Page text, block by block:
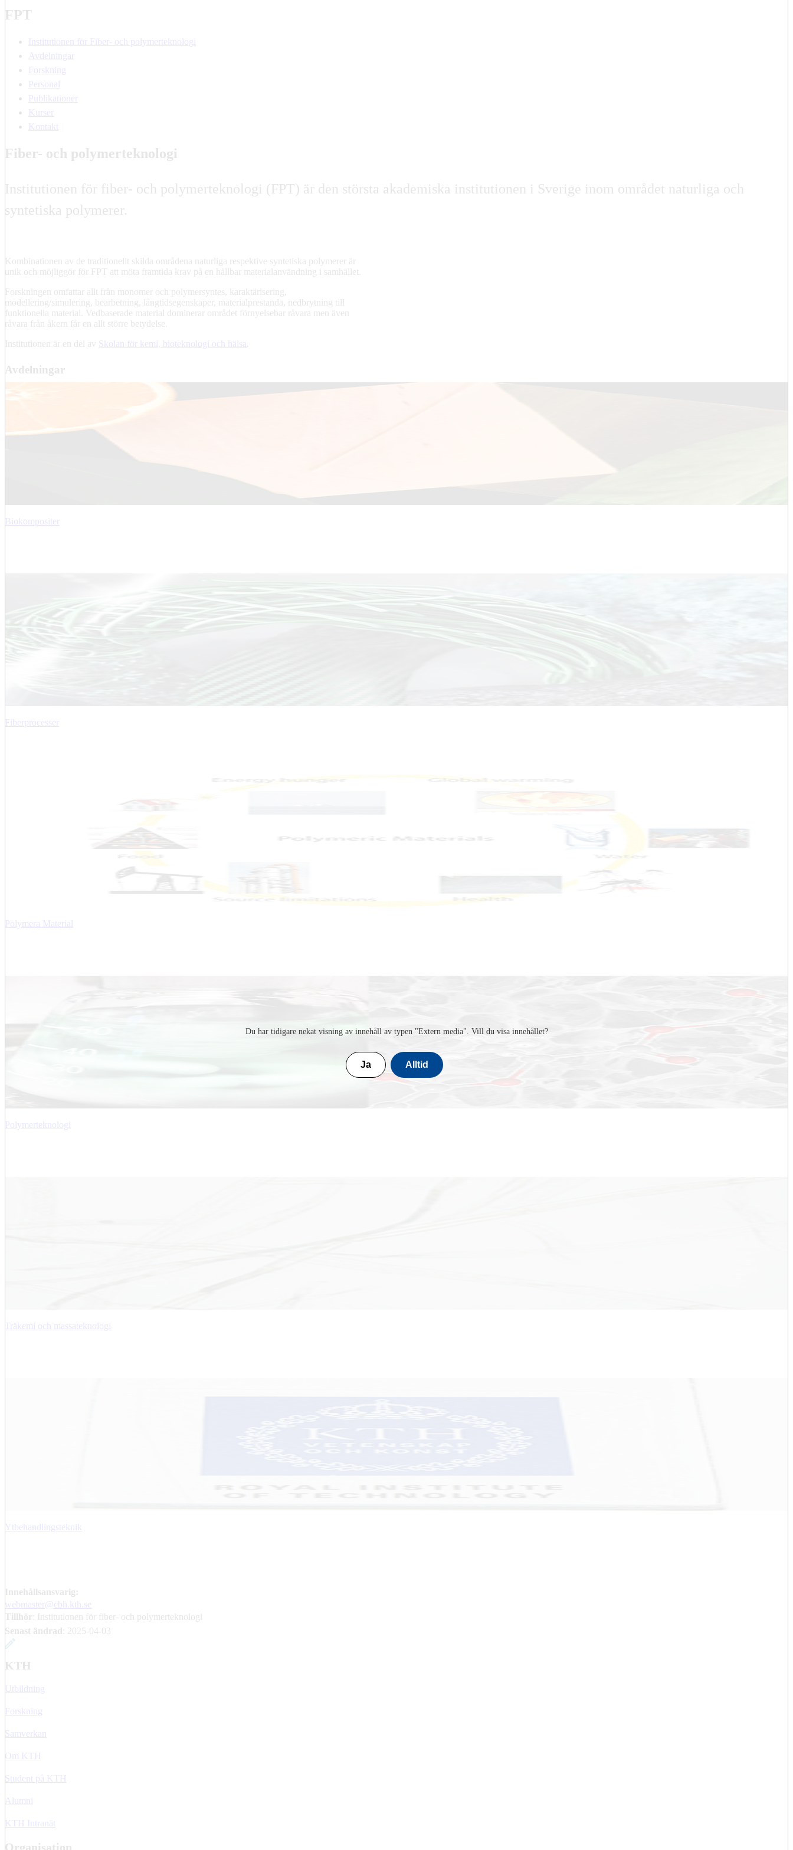
FPT
Institutionen för Fiber- och polymerteknologi
Avdelningar
Forskning
Personal
Publikationer
Kurser
Kontakt
Fiber- och polymerteknologi
Institutionen för fiber- och polymerteknologi (FPT) är den största akademiska institutionen i Sverige inom området naturliga och
syntetiska polymerer.
Du har tidigare nekat visning av innehåll av typen "Extern media". Vill du visa innehållet?
Ja Alltid
Kombinationen av de traditionellt skilda områdena naturliga respektive syntetiska polymerer är
unik och möjliggör för FPT att möta framtida krav på en hållbar materialanvändning i samhället.
Forskningen omfattar allt från monomer och polymersyntes, karaktärisering,
modellering/simulering, bearbetning, långtidsegenskaper, materialprestanda, nedbrytning till
funktionella material. Vedbaserade material dominerar området förnyelsebar råvara men även
råvara från åkern får en allt större betydelse.
Institutionen är en del av Skolan för kemi, bioteknologi och hälsa
Avdelningar
Biokompositer
Fiberprocesser
Polymera Material
Polymerteknologi
Träkemi och massateknologi
Ytbehandlingsteknik
Innehållsansvarig:
webmaster@cbh.kth.se
Tillhör
: Institutionen för fiber- och polymerteknologi
Senast ändrad
2025-04-03
KTH
Utbildning
Forskning
Samverkan
Om KTH
Student på KTH
Alumni
KTH Intranät
Organisation